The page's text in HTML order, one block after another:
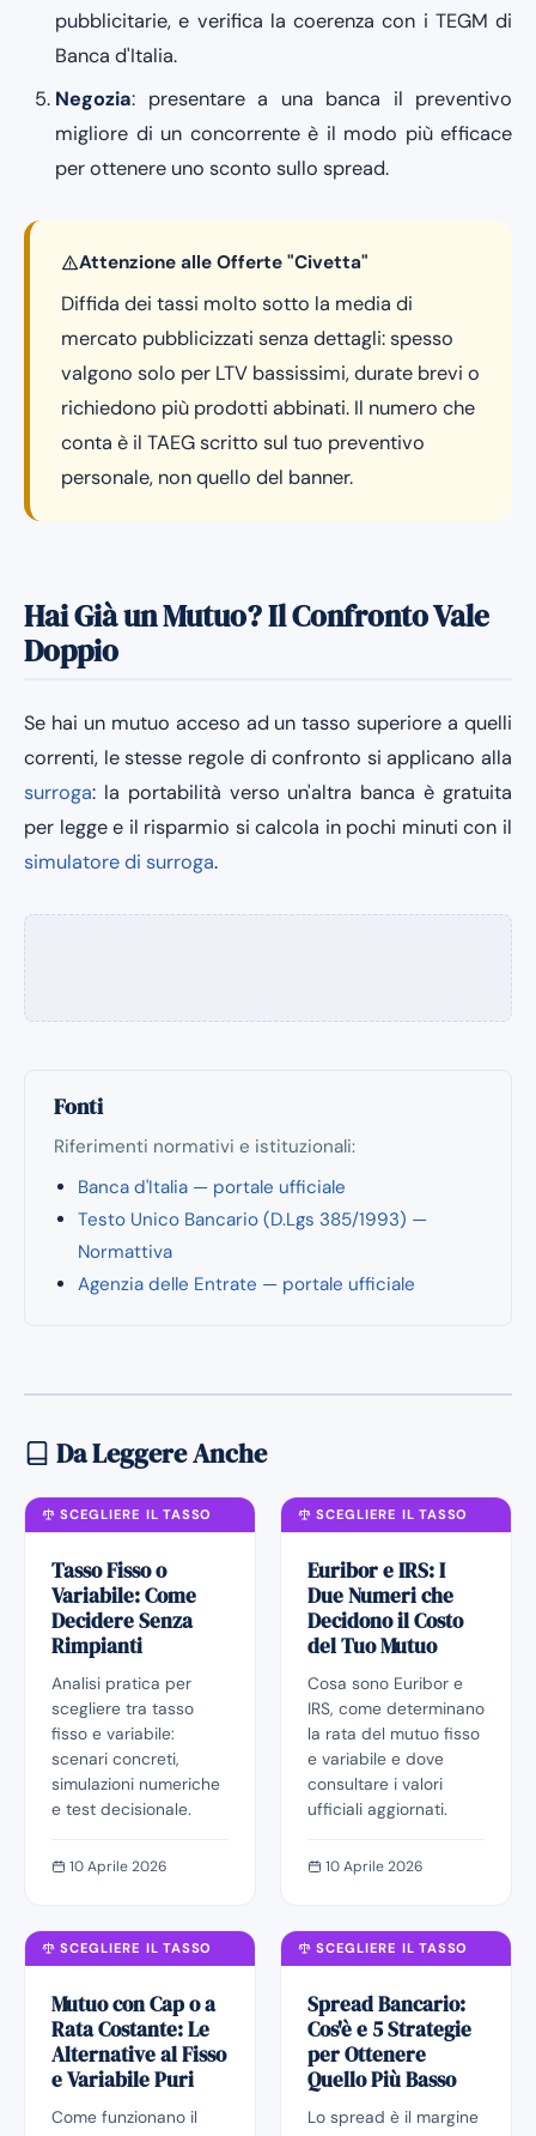
pubblicitarie, e verifica la coerenza con i TEGM di
Banca d'Italia.
Negozia: presentare a una banca il preventivo
migliore di un concorrente è il modo più efficace
per ottenere uno sconto sullo spread.
Attenzione alle Offerte "Civetta"
Diffida dei tassi molto sotto la media di
mercato pubblicizzati senza dettagli: spesso
valgono solo per LTV bassissimi, durate brevi o
richiedono più prodotti abbinati. Il numero che
conta è il TAEG scritto sul tuo preventivo
personale, non quello del banner.
Hai Già un Mutuo? Il Confronto Vale
Doppio
Se hai un mutuo acceso ad un tasso superiore a quelli
correnti, le stesse regole di confronto si applicano alla
surroga: la portabilità verso un'altra banca è gratuita
per legge e il risparmio si calcola in pochi minuti con il
simulatore di surroga.
Fonti
Riferimenti normativi e istituzionali:
Banca d'Italia — portale ufficiale
Testo Unico Bancario (D.Lgs 385/1993) —
Normattiva
Agenzia delle Entrate — portale ufficiale
Da Leggere Anche
SCEGLIERE IL TASSO
Tasso Fisso o
Variabile: Come
Decidere Senza
Rimpianti
Analisi pratica per
scegliere tra tasso
fisso e variabile:
scenari concreti,
simulazioni numeriche
e test decisionale.
10 Aprile 2026
SCEGLIERE IL TASSO
Euribor e IRS: I
Due Numeri che
Decidono il Costo
del Tuo Mutuo
Cosa sono Euribor e
IRS, come determinano
la rata del mutuo fisso
e variabile e dove
consultare i valori
ufficiali aggiornati.
10 Aprile 2026
SCEGLIERE IL TASSO
Mutuo con Cap o a
Rata Costante: Le
Alternative al Fisso
e Variabile Puri
Come funzionano il
SCEGLIERE IL TASSO
Spread Bancario:
Cos'è e 5 Strategie
per Ottenere
Quello Più Basso
Lo spread è il margine